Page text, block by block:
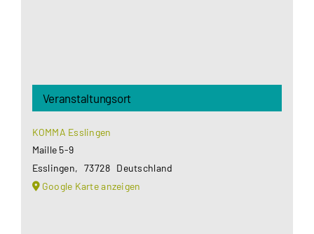
Veranstaltungsort
KOMMA Esslingen
Maille 5-9
Esslingen, 73728 Deutschland
Google Karte anzeigen